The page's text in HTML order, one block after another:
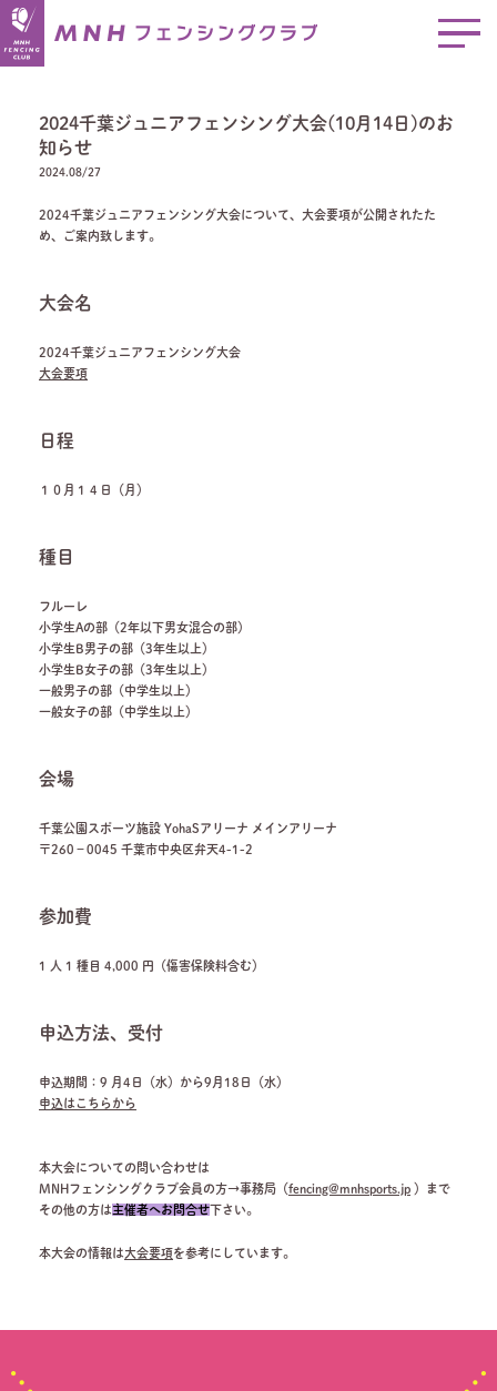
2024千葉ジュニアフェンシング大会(10月14日)のお
知らせ
2024.08/27
2024千葉ジュニアフェンシング大会について、大会要項が公開されたた
め、ご案内致します。
大会名
2024千葉ジュニアフェンシング大会
大会要項
日程
１０月１４日（月）
種目
フルーレ
小学生Aの部（2年以下男女混合の部）
小学生B男子の部（3年生以上）
小学生B女子の部（3年生以上）
一般男子の部（中学生以上）
一般女子の部（中学生以上）
会場
千葉公園スポーツ施設 YohaSアリーナ メインアリーナ
〒260－0045 千葉市中央区弁天4-1-2
参加費
1 人 1 種目 4,000 円（傷害保険料含む）
申込方法、受付
申込期間：9 月4日（水）から9月18日（水）
申込はこちらから
本大会についての問い合わせは
MNHフェンシングクラブ会員の方→事務局（fencing@mnhsports.jp ）まで
その他の方は主催者へお問合せ下さい。
本大会の情報は大会要項を参考にしています。